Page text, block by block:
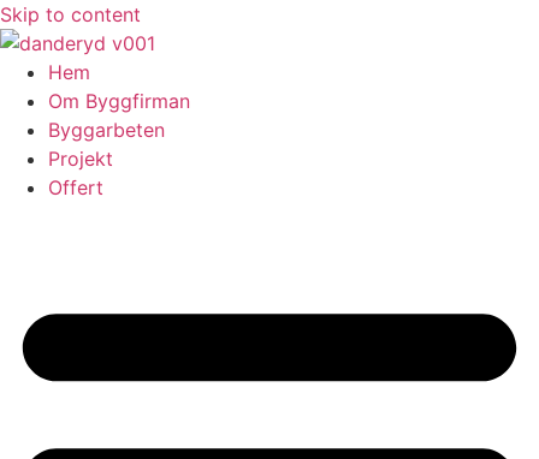
Skip to content
Hem
Om Byggfirman
Byggarbeten
Projekt
Offert